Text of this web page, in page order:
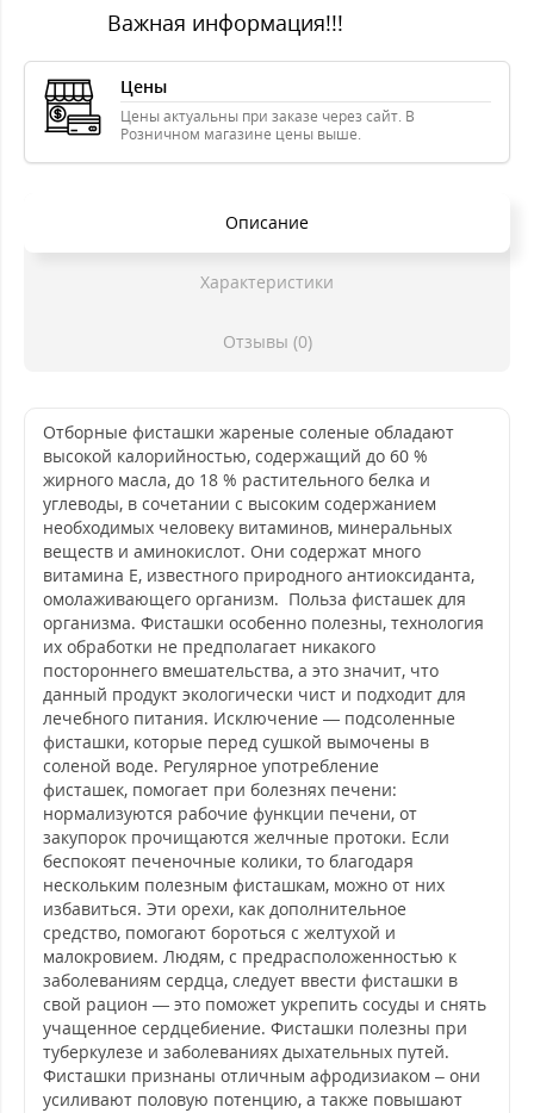
Важная информация!!!
Цены
Цены актуальны при заказе через сайт. В
Розничном магазине цены выше.
Описание
Характеристики
Отзывы (0)
Отборные фисташки жареные соленые обладают
высокой калорийностью, содержащий до 60 %
жирного масла, до 18 % растительного белка и
углеводы, в сочетании с высоким содержанием
необходимых человеку витаминов, минеральных
веществ и аминокислот. Они содержат много
витамина Е, известного природного антиоксиданта,
омолаживающего организм. Польза фисташек для
организма. Фисташки особенно полезны, технология
их обработки не предполагает никакого
постороннего вмешательства, а это значит, что
данный продукт экологически чист и подходит для
лечебного питания. Исключение — подсоленные
фисташки, которые перед сушкой вымочены в
соленой воде. Регулярное употребление
фисташек, помогает при болезнях печени:
нормализуются рабочие функции печени, от
закупорок прочищаются желчные протоки. Если
беспокоят печеночные колики, то благодаря
нескольким полезным фисташкам, можно от них
избавиться. Эти орехи, как дополнительное
средство, помогают бороться с желтухой и
малокровием. Людям, с предрасположенностью к
заболеваниям сердца, следует ввести фисташки в
свой рацион — это поможет укрепить сосуды и снять
учащенное сердцебиение. Фисташки полезны при
туберкулезе и заболеваниях дыхательных путей.
Фисташки признаны отличным афродизиаком – они
усиливают половую потенцию, а также повышают